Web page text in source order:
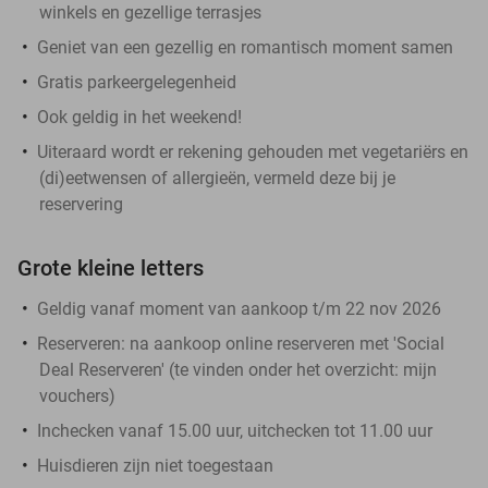
winkels en gezellige terrasjes
Geniet van een gezellig en romantisch moment samen
Gratis parkeergelegenheid
Ook geldig in het weekend!
Uiteraard wordt er rekening gehouden met vegetariërs en
(di)eetwensen of allergieën, vermeld deze bij je
reservering
Grote kleine letters
Geldig vanaf moment van aankoop t/m 22 nov 2026
Reserveren: na aankoop online reserveren met 'Social
Deal Reserveren' (te vinden onder het overzicht: mijn
vouchers)
Inchecken vanaf 15.00 uur, uitchecken tot 11.00 uur
Huisdieren zijn niet toegestaan